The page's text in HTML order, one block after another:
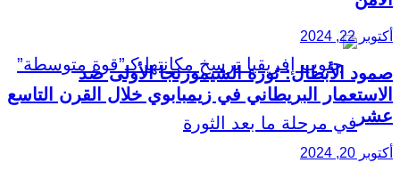
أكتوبر 22, 2024
صمود الأبطال: ثورة الشيمورنجا الأولى ضد
الاستعمار البريطاني في زيمبابوي خلال القرن التاسع
عشر
أكتوبر 20, 2024